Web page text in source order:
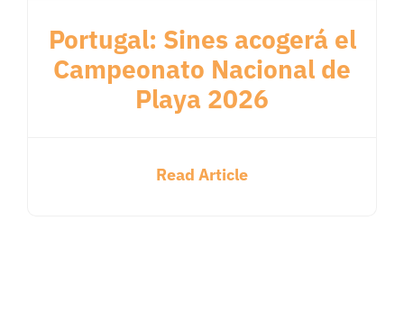
Portugal: Sines acogerá el
Campeonato Nacional de
Playa 2026
Read Article